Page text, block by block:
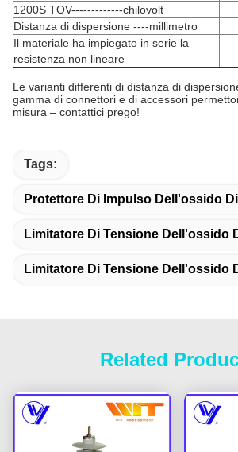
1200S TOV-------------chilovolt
Distanza di dispersione ----millimetro
Il materiale ha impiegato in serie la
resistenza non lineare
Le varianti differenti di distanza di
gamma di connettori e di accessori
misura – contattici prego!
Tags:
Protettore Di Impulso Dell'ossido
Limitatore Di Tensione Dell'ossido
Limitatore Di Tensione Dell'ossido
Related